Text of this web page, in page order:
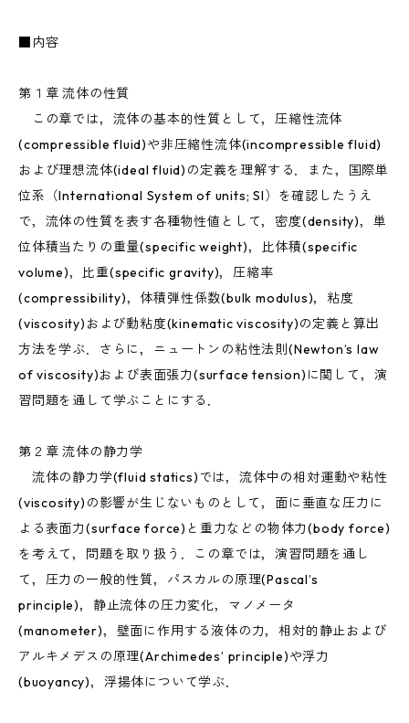
■内容
第１章 流体の性質
この章では，流体の基本的性質として，圧縮性流体
(compressible fluid)や非圧縮性流体(incompressible fluid)
および理想流体(ideal fluid)の定義を理解する．また，国際単
位系（International System of units; SI）を確認したうえ
で，流体の性質を表す各種物性値として，密度(density)，単
位体積当たりの重量(specific weight)，比体積(specific
volume)，比重(specific gravity)，圧縮率
(compressibility)，体積弾性係数(bulk modulus)，粘度
(viscosity)および動粘度(kinematic viscosity)の定義と算出
方法を学ぶ．さらに，ニュートンの粘性法則(Newton’s law
of viscosity)および表面張力(surface tension)に関して，演
習問題を通して学ぶことにする．
第２章 流体の静力学
流体の静力学(fluid statics)では，流体中の相対運動や粘性
(viscosity)の影響が生じないものとして，面に垂直な圧力に
よる表面力(surface force)と重力などの物体力(body force)
を考えて，問題を取り扱う．この章では，演習問題を通し
て，圧力の一般的性質，パスカルの原理(Pascal’s
principle)，静止流体の圧力変化，マノメータ
(manometer)，壁面に作用する液体の力，相対的静止および
アルキメデスの原理(Archimedes’ principle)や浮力
(buoyancy)，浮揚体について学ぶ．